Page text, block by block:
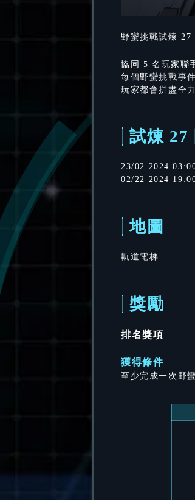
野蠻挑戰試煉 27
協同 5 名玩家聯
每個野蠻挑戰事
玩家都會拼盡全
試煉 27
23/02 2024
02/22 2024
地圖
軌道電梯
獎勵
排名獎項
獲得條件
至少完成一次野